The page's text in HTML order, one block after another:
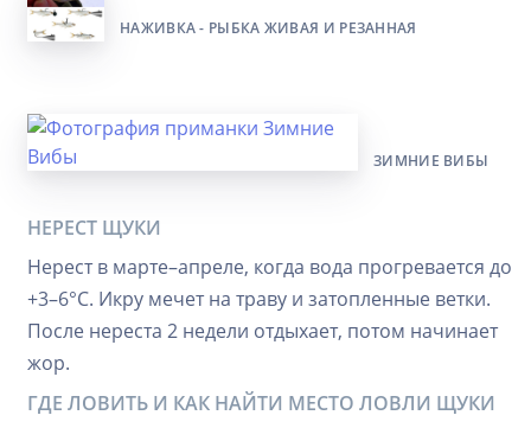
НАЖИВКА - РЫБКА ЖИВАЯ И РЕЗАННАЯ
ЗИМНИЕ ВИБЫ
НЕРЕСТ ЩУКИ
Нерест в марте–апреле, когда вода прогревается до
+3–6°C. Икру мечет на траву и затопленные ветки.
После нереста 2 недели отдыхает, потом начинает
жор.
ГДЕ ЛОВИТЬ И КАК НАЙТИ МЕСТО ЛОВЛИ ЩУКИ